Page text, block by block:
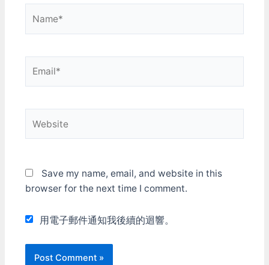
Save my name, email, and website in this
browser for the next time I comment.
用電子郵件通知我後續的迴響。